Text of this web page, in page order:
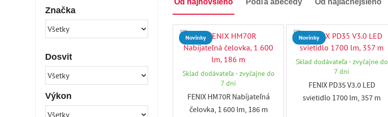
Značka
Dosvit
Výkon
Od najnovšieho Podľa abecedy Od najlacnejšieho
Novinky
Sklad dodávateľa - zvyčajne do
7 dní
FENIX HM70R Nabíjateľná
čelovka, 1 600 lm, 186 m
Novinky
Sklad dodávateľa - zvyčajne do
7 dní
FENIX PD35 V3.0 LED
svietidlo 1700 lm, 357 m